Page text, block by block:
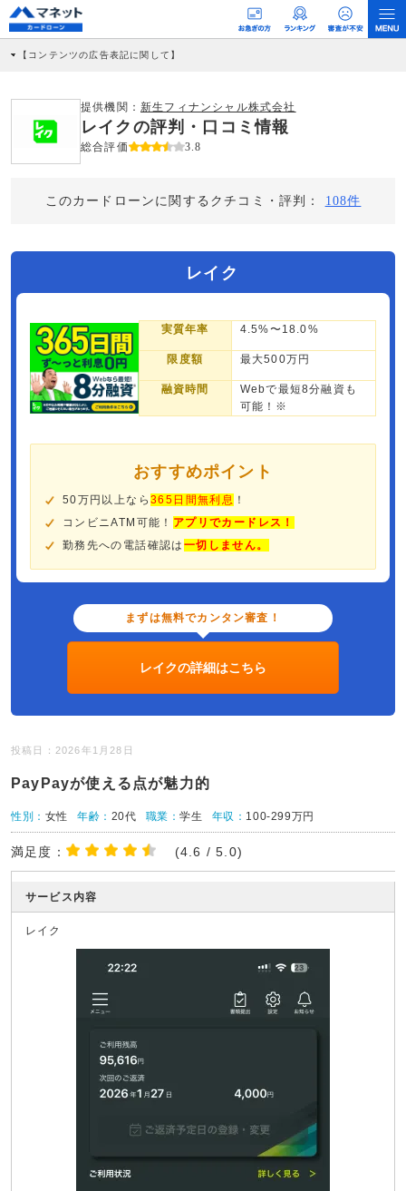
【コンテンツの広告表記に関して】
社に対して企業から紹介報酬が支払われるという収益モデルです。 ただし、特定の
商品を根拠なくPRするものではなく、当編集部の調査／ユーザーへの口コミ収集な
どに基づき、公平性を担保した情報提供を行っています。
>提携企業一覧
提供機関： 新生フィナンシャル株式会社
レイクの評判・口コミ情報
総合評価 3.8
このカードローンに関するクチコミ・評判： 108件
レイク
実質年率 4.5%〜18.0%
限度額 最大500万円
融資時間
Webで最短8分融資も
可能！※
おすすめポイント
50万円以上なら 365日間無利息 ！
コンビニATM可能！ アプリでカードレス！
勤務先への電話確認は 一切しません。
まずは無料でカンタン審査！
レイクの詳細はこちら
投稿日：2026年1月28日
PayPayが使える点が魅力的
性別： 女性 年齢： 20代 職業：学生 年収： 100-299万円
満足度： (4.6 / 5.0)
サービス内容
レイク